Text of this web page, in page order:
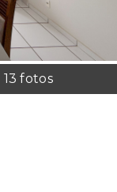
13 fotos